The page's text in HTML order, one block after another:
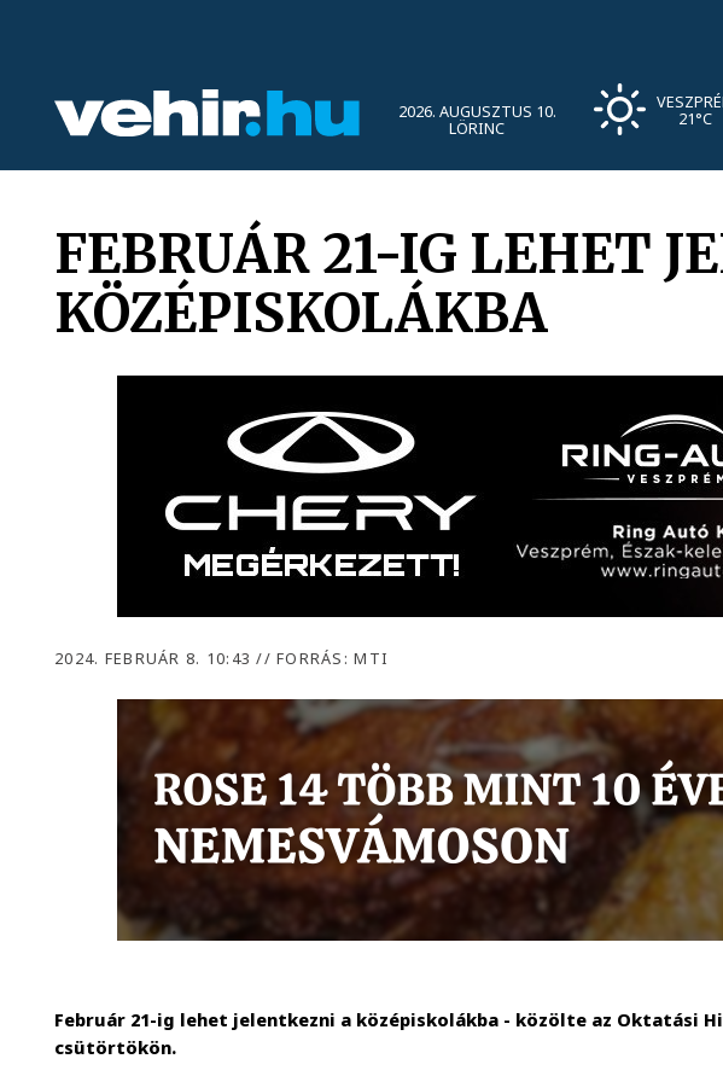
2026. AUGUSZTUS 10.
LÖRINC 21°C
FEBRUÁR 21-IG LEHET
KÖZÉPISKOLÁKBA
2024. FEBRUÁR 8. 10:43// FORRÁS: MTI
Február 21-ig lehet jelentkezni a középiskolákba - közölte az Oktatási
csütörtökön.